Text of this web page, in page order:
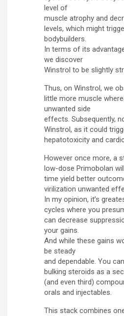
level of
muscle atrophy and
levels, which might
bodybuilders.
In terms of its
we discover
Winstrol to be slightly
Thus, on Winstrol, we
little more muscle
unwanted side
effects. Subsequently,
Winstrol, as it could
hepatotoxicity and
However once more, a
low-dose Primobolan
time yield better
virilization unwanted
In my opinion, it’s
cycles where you
can decrease
your gains.
And while these gains
be steady
and dependable. You
bulking steroids as a
(and even third)
orals and injectables.
This stack combines